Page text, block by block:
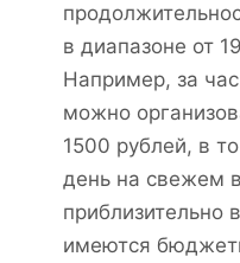
в диапазоне от
Например, за
можно
1500 рублей, в
день на свежем
приблизительно
имеются